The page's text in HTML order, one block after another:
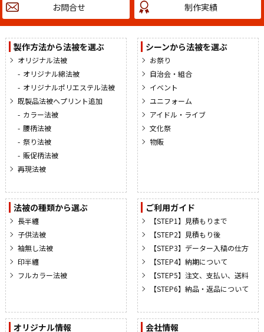
お問合せ 制作実績
製作方法から法被を選ぶ
オリジナル法被
オリジナル綿法被
オリジナルポリエステル法被
既製品法被へプリント追加
カラー法被
腰柄法被
祭り法被
販促柄法被
再現法被
シーンから法被を選ぶ
お祭り
自治会・組合
イベント
ユニフォーム
アイドル・ライブ
文化祭
物販
法被の種類から選ぶ
長半纏
子供法被
袖無し法被
印半纏
フルカラー法被
ご利用ガイド
【STEP1】見積もりまで
【STEP2】見積もり後
【STEP3】データー入稿の仕方
【STEP4】納期について
【STEP5】注文、支払い、送料
【STEP6】納品・返品について
オリジナル情報 会社情報